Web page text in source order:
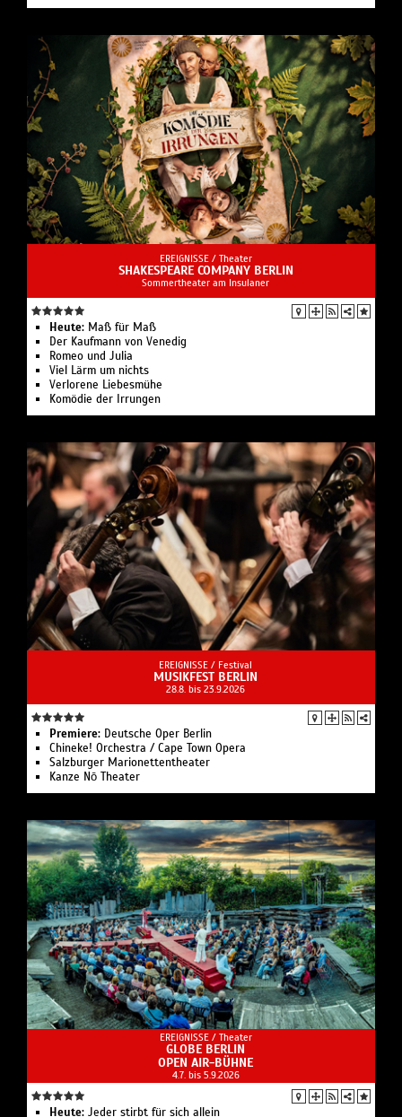
EREIGNISSE / Theater
SHAKESPEARE COMPANY BERLIN
Sommertheater am Insulaner
Heute: Maß für Maß
Der Kaufmann von Venedig
Romeo und Julia
Viel Lärm um nichts
Verlorene Liebesmühe
Komödie der Irrungen
EREIGNISSE / Festival
MUSIKFEST BERLIN
28.8. bis 23.9.2026
Premiere: Deutsche Oper Berlin
Chineke! Orchestra / Cape Town Opera
Salzburger Marionettentheater
Kanze Nō Theater
EREIGNISSE / Theater
GLOBE BERLIN
OPEN AIR-BÜHNE
4.7. bis 5.9.2026
Heute: Jeder stirbt für sich allein